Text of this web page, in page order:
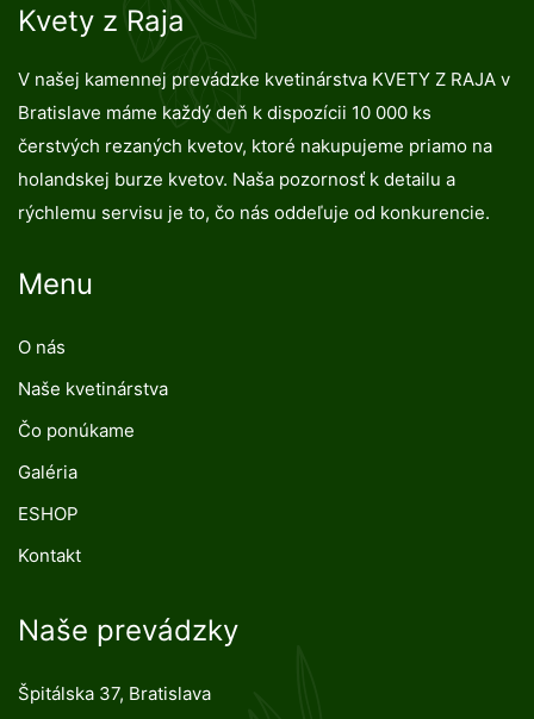
Kvety z Raja
V našej kamennej prevádzke kvetinárstva KVETY Z RAJA v
Bratislave máme každý deň k dispozícii 10 000 ks
čerstvých rezaných kvetov, ktoré nakupujeme priamo na
holandskej burze kvetov. Naša pozornosť k detailu a
rýchlemu servisu je to, čo nás oddeľuje od konkurencie.
Menu
O nás
Naše kvetinárstva
Čo ponúkame
Galéria
ESHOP
Kontakt
Naše prevádzky
Špitálska 37, Bratislava